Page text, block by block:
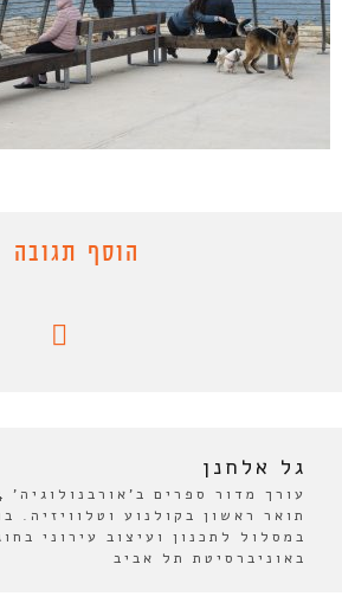
הוסף תגובה
גל אלחנן
תואר ראשון בקולנוע וטלוויזיה.
במסלול לתכנון ועיצוב עירוני
באוניברסיטת תל אביב